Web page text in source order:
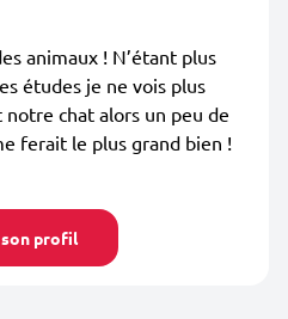
animaux ! N’étant plus
études je ne vois plus
chat alors un peu de
ferait le plus grand bien !
profil